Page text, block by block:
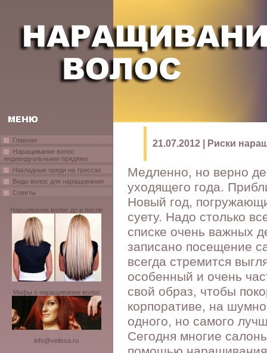
Главная
Наращивание волос
индивидуальными прядями
Накладные пряди на трессах
Виды волос для наращивания
Советы
Нарщивание волос до и после
Мифы о наращивании волос
info@velissa.ru
21.07.2012 | Риски
Медленно, но верно
уходящего года.
Новый год,
суету. Надо столько
списке очень важных
записано посещение
всегда стремится
особенный и очень
свой образ, чтобы
корпоративе, на
одного, но самого
Сегодня многие